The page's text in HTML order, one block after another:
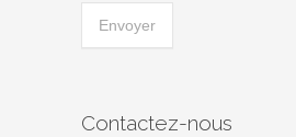
Contactez-nous